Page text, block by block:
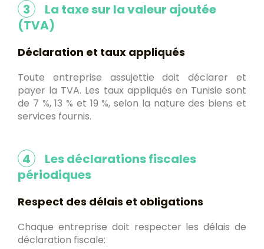
3
La taxe sur la valeur ajoutée
(TVA)
Déclaration et taux appliqués
Toute entreprise assujettie doit déclarer et
payer la TVA. Les taux appliqués en Tunisie sont
de 7 %, 13 % et 19 %, selon la nature des biens et
services fournis.
4
Les déclarations fiscales
périodiques
Respect des délais et obligations
Chaque entreprise doit respecter les délais de
déclaration fiscale: